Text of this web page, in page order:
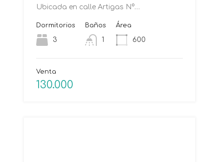
Ubicada en calle Artigas N°…
Dormitorios
3
Baños
1
Área
600
Venta
130.000